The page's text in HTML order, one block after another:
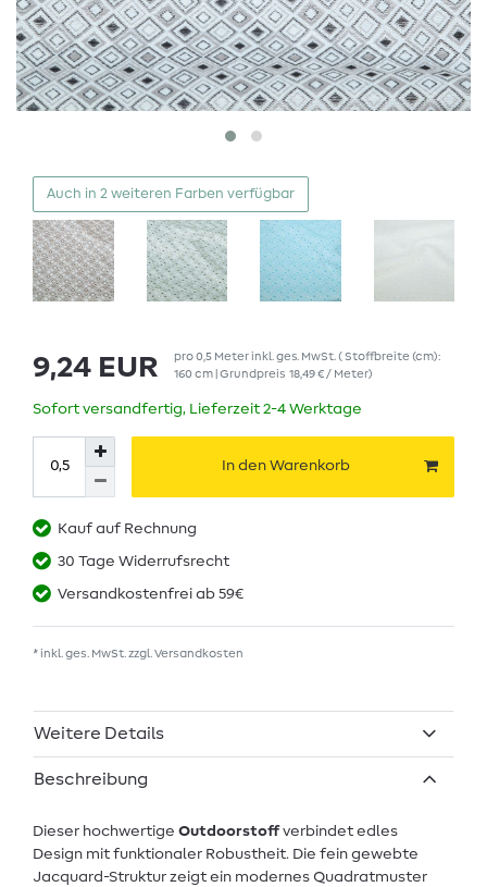
Auch in 2 weiteren Farben verfügbar
9,24 EUR pro0,5 Meterinkl. ges. MwSt. ( Stoffbreite (cm):
160 cm | Grundpreis 18,49 € / Meter)
Sofort versandfertig, Lieferzeit 2-4 Werktage
In den Warenkorb
Kauf auf Rechnung
30 Tage Widerrufsrecht
Versandkostenfrei ab 59€
* inkl. ges. MwSt. zzgl. Versandkosten
Weitere Details
Beschreibung
Dieser hochwertige Outdoorstoffverbindet edles
Design mit funktionaler Robustheit. Die fein gewebte
Jacquard-Struktur zeigt ein modernes Quadratmuster